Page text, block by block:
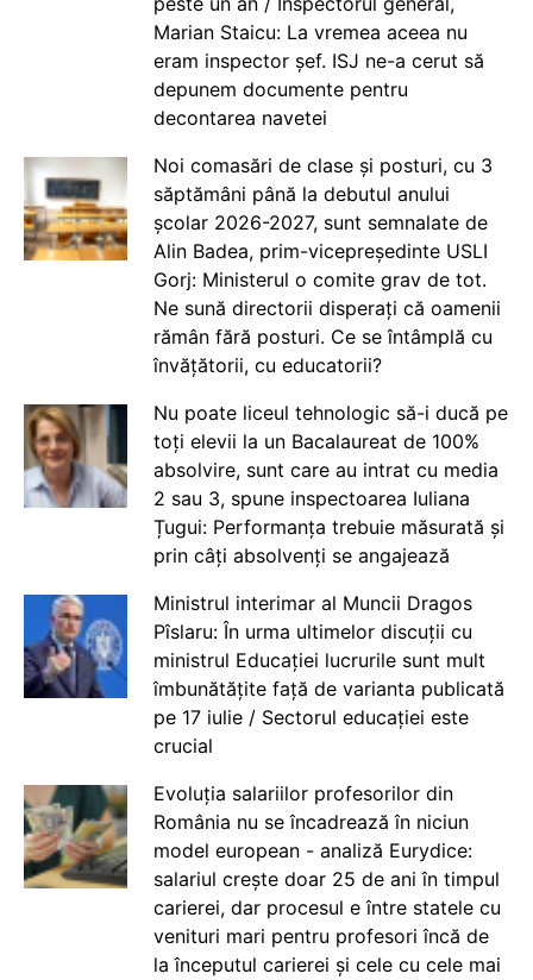
Marian Staicu: La vremea aceea nu
eram inspector șef. ISJ ne-a cerut să
depunem documente pentru
decontarea navetei
Noi comasări de clase și posturi, cu 3
săptămâni până la debutul anului
școlar 2026-2027, sunt semnalate de
Alin Badea, prim-vicepreședinte USLI
Gorj: Ministerul o comite grav de tot.
Ne sună directorii disperați că oamenii
rămân fără posturi. Ce se întâmplă cu
învățătorii, cu educatorii?
Nu poate liceul tehnologic să-i ducă pe
toți elevii la un Bacalaureat de 100%
absolvire, sunt care au intrat cu media
2 sau 3, spune inspectoarea Iuliana
Țugui: Performanța trebuie măsurată și
prin câți absolvenți se angajează
Ministrul interimar al Muncii Dragos
Pîslaru: În urma ultimelor discuții cu
ministrul Educației lucrurile sunt mult
îmbunătățite față de varianta publicată
pe 17 iulie / Sectorul educației este
crucial
Evoluția salariilor profesorilor din
România nu se încadrează în niciun
model european - analiză Eurydice:
salariul crește doar 25 de ani în timpul
carierei, dar procesul e între statele cu
venituri mari pentru profesori încă de
la începutul carierei și cele cu cele mai